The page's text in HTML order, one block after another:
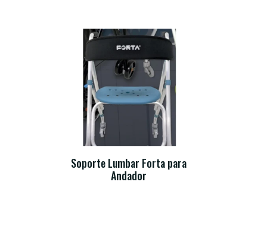
Soporte Lumbar Forta para
Andador